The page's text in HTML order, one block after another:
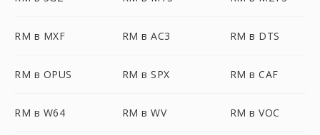
RM в MXF RM в AC3 RM в DTS
RM в OPUS RM в SPX RM в CAF
RM в W64 RM в WV RM в VOC